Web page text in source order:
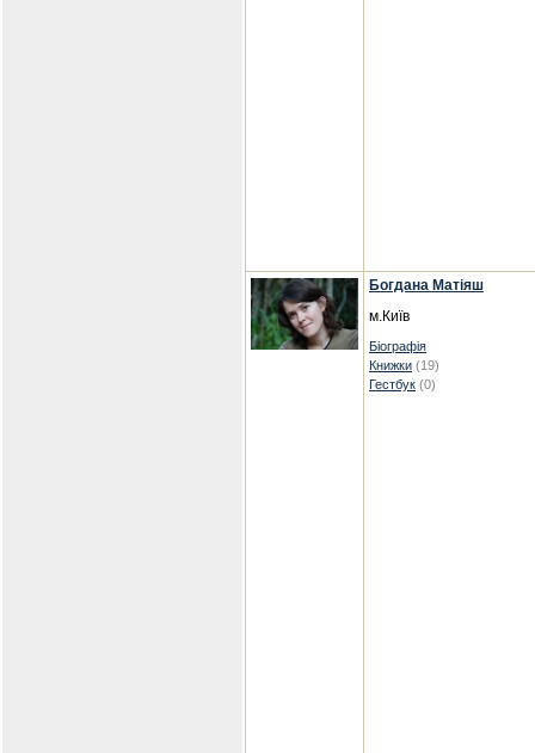
Богдана Матіяш
м.Київ
Біографія
Книжки (19)
Гестбук (0)